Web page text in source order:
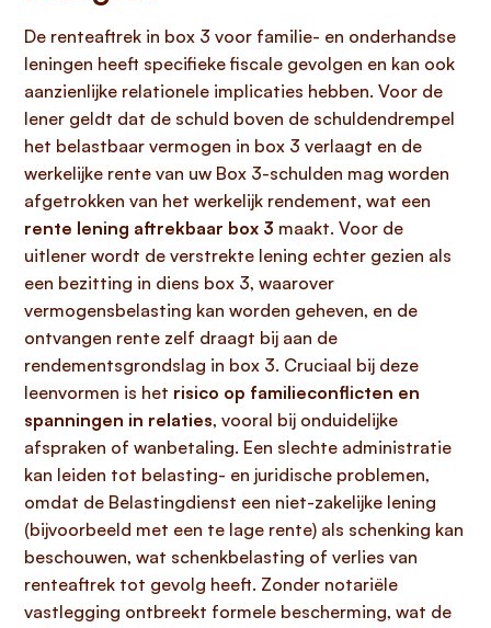
De renteaftrek in box 3 voor familie- en onderhandse
leningen heeft specifieke fiscale gevolgen en kan ook
aanzienlijke relationele implicaties hebben. Voor de
lener geldt dat de schuld boven de schuldendrempel
het belastbaar vermogen in box 3 verlaagt en de
werkelijke rente van uw Box 3-schulden mag worden
afgetrokken van het werkelijk rendement, wat een
rente lening aftrekbaar box 3 maakt. Voor de
uitlener wordt de verstrekte lening echter gezien als
een bezitting in diens box 3, waarover
vermogensbelasting kan worden geheven, en de
ontvangen rente zelf draagt bij aan de
rendementsgrondslag in box 3. Cruciaal bij deze
leenvormen is het risico op familieconflicten en
spanningen in relaties, vooral bij onduidelijke
afspraken of wanbetaling. Een slechte administratie
kan leiden tot belasting- en juridische problemen,
omdat de Belastingdienst een niet-zakelijke lening
(bijvoorbeeld met een te lage rente) als schenking kan
beschouwen, wat schenkbelasting of verlies van
renteaftrek tot gevolg heeft. Zonder notariële
vastlegging ontbreekt formele bescherming, wat de